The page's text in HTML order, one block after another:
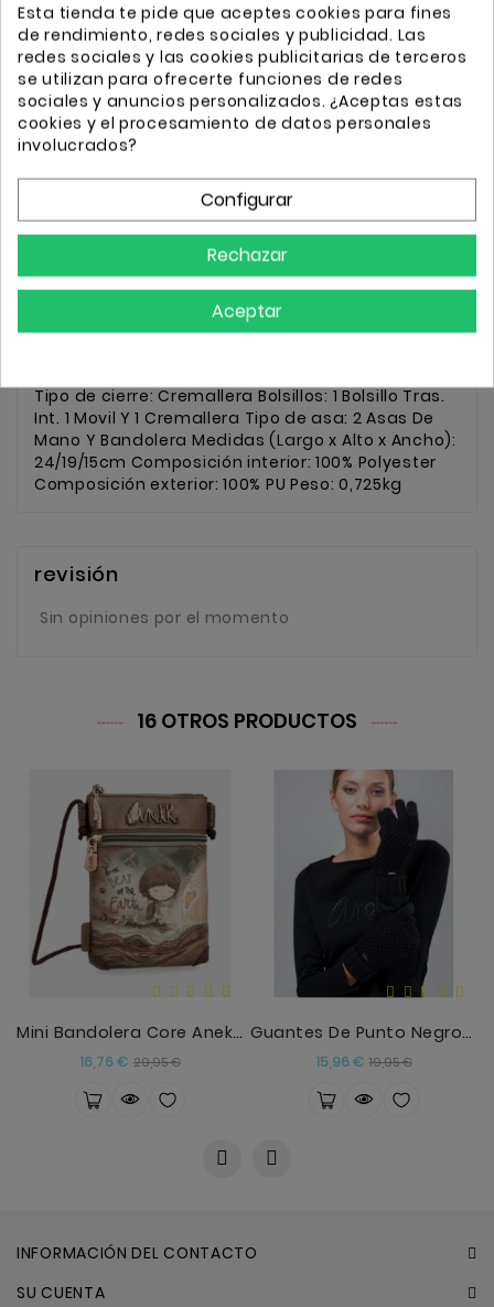
Cantidad Añadir
Transporte GRATIS a partir de 50€
Descripción Detalles
Tipo de cierre: Cremallera Bolsillos: 1 Bolsillo Tras.
Int. 1 Movil Y 1 Cremallera Tipo de asa: 2 Asas De
Mano Y Bandolera Medidas (Largo x Alto x Ancho):
24/19/15cm Composición interior: 100% Polyester
Composición exterior: 100% PU Peso: 0,725kg
revisión
Sin opiniones por el momento
16 OTROS PRODUCTOS
Mini Bandolera Core Anekke
16,76 € Precio
20,95 €Precio
Guantes De Punto Negros Anekke
15,96 € Precio
19,95 €Precio
INFORMACIÓN DEL CONTACTO
SU CUENTA
Esta tienda te pide que aceptes cookies para fines
de rendimiento, redes sociales y publicidad. Las
redes sociales y las cookies publicitarias de terceros
se utilizan para ofrecerte funciones de redes
sociales y anuncios personalizados. ¿Aceptas estas
cookies y el procesamiento de datos personales
involucrados?
Configurar
Rechazar
Aceptar